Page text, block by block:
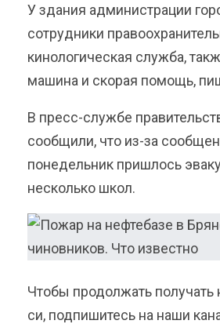
У здания администрации
сотрудники
кинологическая служба,
машина и скорая помощь,
В пресс-службе
сообщили, что из-за
понедельник пришлось
несколько школ.
Чтобы продолжать получать
си, подпишитесь на наши